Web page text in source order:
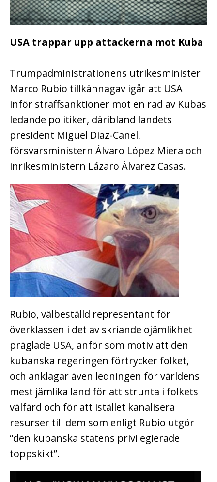
USA trappar upp attackerna mot Kuba
Trumpadministrationens utrikesminister
Marco Rubio tillkännagav igår att USA
inför straffsanktioner mot en rad av Kubas
ledande politiker, däribland landets
president Miguel Diaz-Canel,
försvarsministern Álvaro López Miera och
inrikesministern Lázaro Álvarez Casas.
Rubio, välbeställd representant för
överklassen i det av skriande ojämlikhet
präglade USA, anför som motiv att den
kubanska regeringen förtrycker folket,
och anklagar även ledningen för världens
mest jämlika land för att strunta i folkets
välfärd och för att istället kanalisera
resurser till dem som enligt Rubio utgör
“den kubanska statens privilegierade
toppskikt”.